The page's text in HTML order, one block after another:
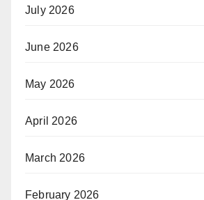
July 2026
June 2026
May 2026
April 2026
March 2026
February 2026